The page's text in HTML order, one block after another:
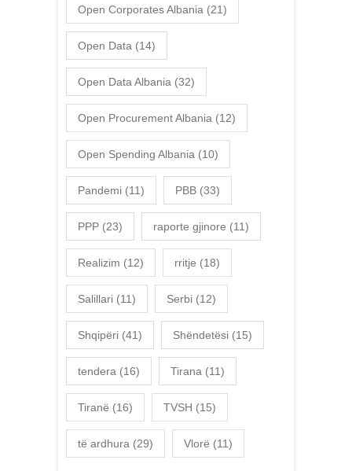
Open Corporates Albania (21)
Open Data (14)
Open Data Albania (32)
Open Procurement Albania (12)
Open Spending Albania (10)
Pandemi (11) PBB (33)
PPP (23) raporte gjinore (11)
Realizim (12) rritje (18)
Salillari (11) Serbi (12)
Shqipëri (41) Shëndetësi (15)
tendera (16) Tirana (11)
Tiranë (16) TVSH (15)
të ardhura (29) Vlorë (11)